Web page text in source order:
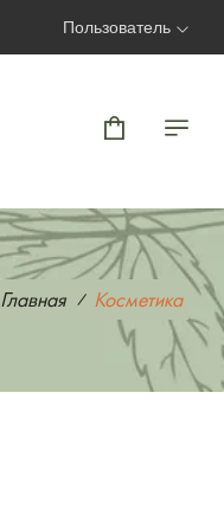
Пользователь
Главная Косметика